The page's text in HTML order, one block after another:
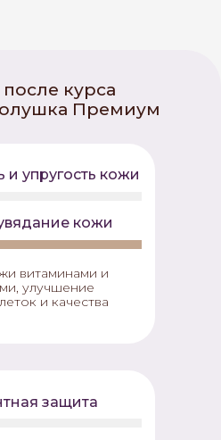
курса
Премиум
витаминами и
улучшение
и качества
и упругость кожи
кожи
защита